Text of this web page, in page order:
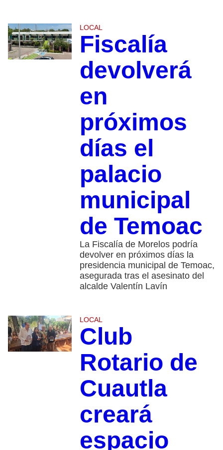
LOCAL
Fiscalía
devolverá
en
próximos
días el
palacio
municipal
de Temoac
La Fiscalía de Morelos podría
devolver en próximos días la
presidencia municipal de Temoac,
asegurada tras el asesinato del
alcalde Valentín Lavín
LOCAL
Club
Rotario de
Cuautla
creará
espacio